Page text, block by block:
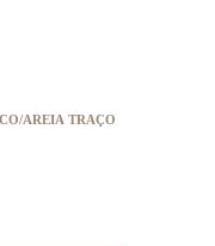
AREIA TRAÇO